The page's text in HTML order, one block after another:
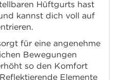
Hüftgurts hast
kannst dich voll auf
für eine angenehme
Bewegungen
so den Komfort
Elemente